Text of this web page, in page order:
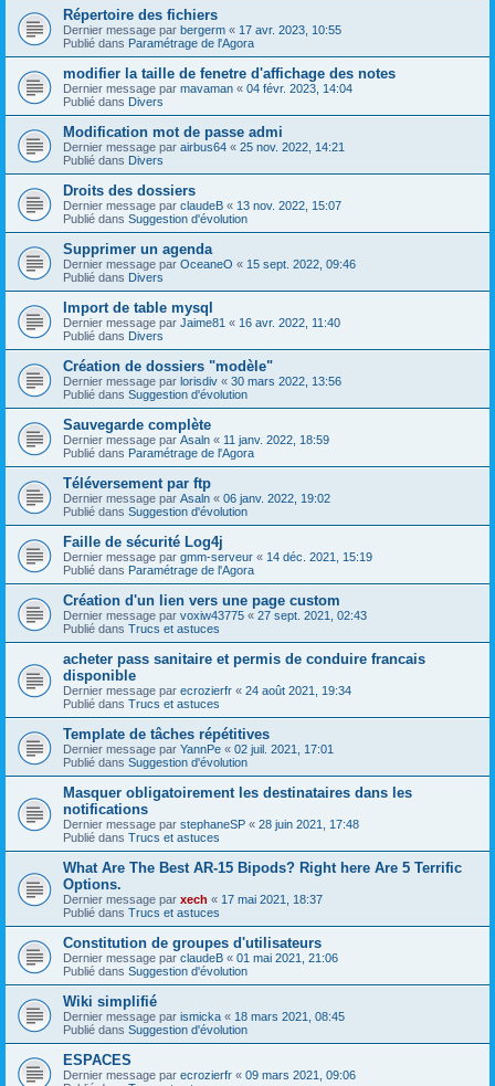
Répertoire des fichiers
Dernier message par bergerm « 17 avr. 2023, 10:55
Publié dans Paramétrage de l'Agora
modifier la taille de fenetre d'affichage des notes
Dernier message par mavaman « 04 févr. 2023, 14:04
Publié dans Divers
Modification mot de passe admi
Dernier message par airbus64 « 25 nov. 2022, 14:21
Publié dans Divers
Droits des dossiers
Dernier message par claudeB « 13 nov. 2022, 15:07
Publié dans Suggestion d'évolution
Supprimer un agenda
Dernier message par OceaneO « 15 sept. 2022, 09:46
Publié dans Divers
Import de table mysql
Dernier message par Jaime81 « 16 avr. 2022, 11:40
Publié dans Divers
Création de dossiers "modèle"
Dernier message par lorisdiv « 30 mars 2022, 13:56
Publié dans Suggestion d'évolution
Sauvegarde complète
Dernier message par Asaln « 11 janv. 2022, 18:59
Publié dans Paramétrage de l'Agora
Téléversement par ftp
Dernier message par Asaln « 06 janv. 2022, 19:02
Publié dans Suggestion d'évolution
Faille de sécurité Log4j
Dernier message par gmm-serveur « 14 déc. 2021, 15:19
Publié dans Paramétrage de l'Agora
Création d'un lien vers une page custom
Dernier message par voxiw43775 « 27 sept. 2021, 02:43
Publié dans Trucs et astuces
acheter pass sanitaire et permis de conduire francais
disponible
Dernier message par ecrozierfr « 24 août 2021, 19:34
Publié dans Trucs et astuces
Template de tâches répétitives
Dernier message par YannPe « 02 juil. 2021, 17:01
Publié dans Suggestion d'évolution
Masquer obligatoirement les destinataires dans les
notifications
Dernier message par stephaneSP « 28 juin 2021, 17:48
Publié dans Trucs et astuces
What Are The Best AR-15 Bipods? Right here Are 5 Terrific
Options.
Dernier message par xech « 17 mai 2021, 18:37
Publié dans Trucs et astuces
Constitution de groupes d'utilisateurs
Dernier message par claudeB « 01 mai 2021, 21:06
Publié dans Suggestion d'évolution
Wiki simplifié
Dernier message par ismicka « 18 mars 2021, 08:45
Publié dans Suggestion d'évolution
ESPACES
Dernier message par ecrozierfr « 09 mars 2021, 09:06